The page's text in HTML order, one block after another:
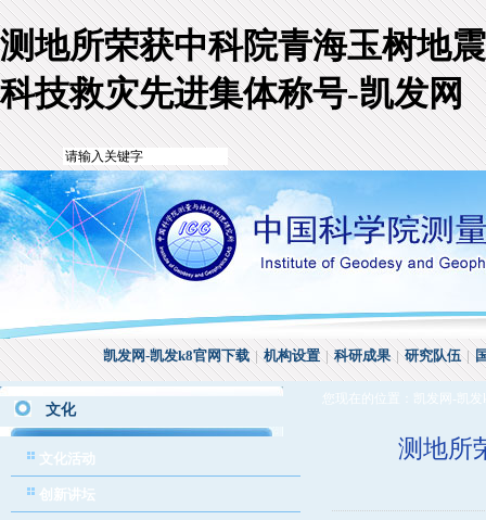
测地所荣获中科院青海玉树地震
科技救灾先进集体称号-凯发网
凯发网-凯发k8官网下载|机构设置|科研成果|研究队伍|
文化
文化活动
创新讲坛
您现在的位置： 凯发网-凯
测地所